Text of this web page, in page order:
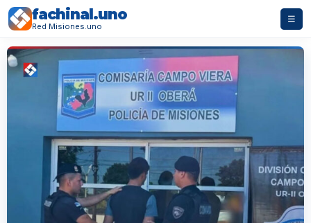
fachinal.uno
Red Misiones.uno
☰